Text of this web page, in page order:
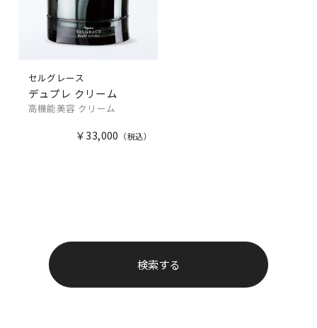
セルグレース
デュプレ クリーム
高機能美容 クリーム
￥33,000